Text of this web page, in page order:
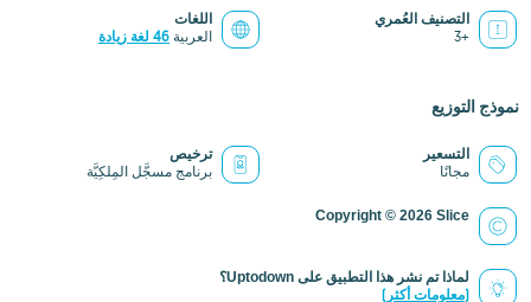
التصنيف العُمري
+3
اللغات
العربية 46 لغة زيادة
نموذج التوزيع
التسعير
مجانًا
ترخيص
برنامج مسجَّل المِلكِيَّة
Copyright © 2026 Slice
لماذا تم نشر هذا التطبيق على Uptodown؟
(معلومات أكثر)